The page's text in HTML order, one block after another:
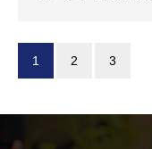
1 2 3